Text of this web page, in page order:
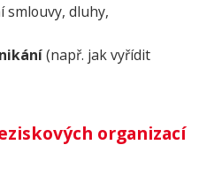
smlouvy, dluhy,
(např. jak vyřídit
organizací